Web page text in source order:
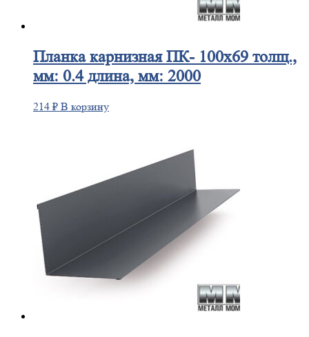
Планкакарнизная ПК- 100х69 толщ.,
мм: 0.4 длина, мм: 2000
214 ₽ В корзину